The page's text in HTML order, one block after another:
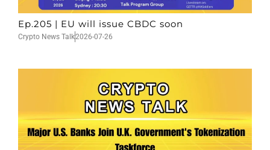
Ep.205 | EU will issue CBDC soon
Crypto News Talk2026-07-26